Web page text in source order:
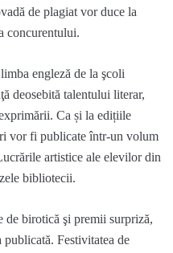
de plagiat vor duce la
concurentului.
engleză de la şcoli
deosebită talentului literar,
Ca și la edițiile
vor fi publicate într-un volum
artistice ale elevilor din
bibliotecii.
de birotică şi premii surpriză,
Festivitatea de